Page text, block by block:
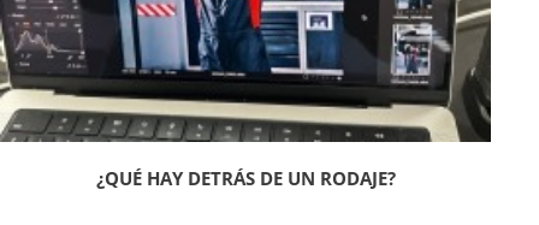
¿QUÉ HAY DETRÁS DE UN RODAJE?